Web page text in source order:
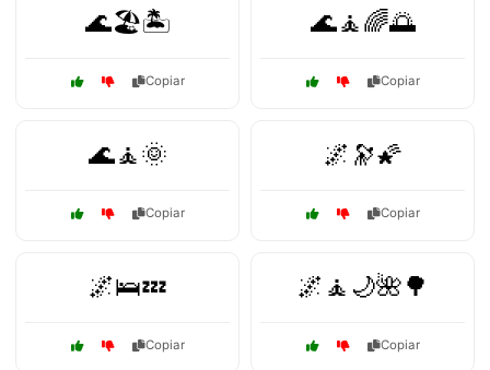
🌊🏖️🏝️
Copiar
🌊🧘🌈🌅
Copiar
🌊🧘🌞
Copiar
🌌🔭🌠
Copiar
🌌🛌💤
Copiar
🌌🧘🌙🌺🌳
Copiar